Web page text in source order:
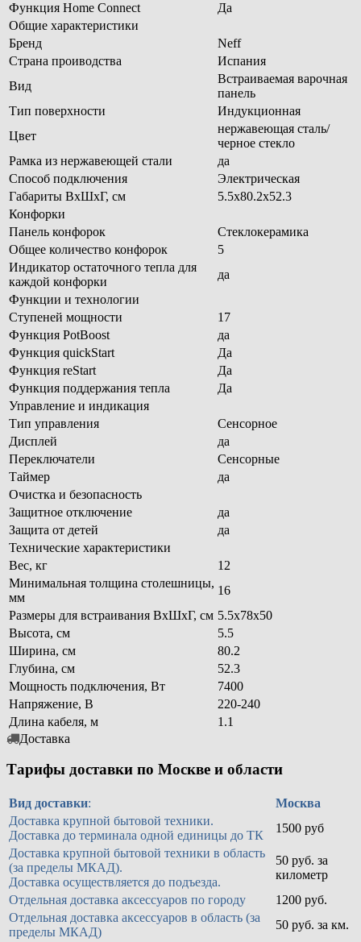
Функция Home Connect
Да
Общие характеристики
Бренд
Neff
Страна проиводства
Испания
Вид
Встраиваемая варочная
панель
Тип поверхности
Индукционная
Цвет
нержавеющая сталь/
черное стекло
Рамка из нержавеющей стали
да
Способ подключения
Электрическая
Габариты ВхШхГ, см
5.5х80.2х52.3
Конфорки
Панель конфорок
Стеклокерамика
Общее количество конфорок
5
Индикатор остаточного тепла для
каждой конфорки
да
Функции и технологии
Ступеней мощности
17
Функция PotBoost
да
Функция quickStart
Да
Функция reStart
Да
Функция поддержания тепла
Да
Управление и индикация
Тип управления
Сенсорное
Дисплей
да
Переключатели
Сенсорные
Таймер
да
Очистка и безопасность
Защитное отключение
да
Защита от детей
да
Технические характеристики
Вес, кг
12
Минимальная толщина столешницы,
мм
16
Размеры для встраивания ВхШхГ, см 5.5х78х50
Высота, см
5.5
Ширина, см
80.2
Глубина, см
52.3
Мощность подключения, Вт
7400
Напряжение, В
220-240
Длина кабеля, м
1.1
Доставка
Тарифы доставки по Москве и области
Вид доставки:
Москва
Доставка крупной бытовой техники.
Доставка до терминала одной единицы до ТК
1500 руб
Доставка крупной бытовой техники в область
(за пределы МКАД).
Доставка осуществляется до подъезда.
50 руб. за
километр
Отдельная доставка аксессуаров по городу
1200 руб.
Отдельная доставка аксессуаров в область (за
пределы МКАД)
50 руб. за км.